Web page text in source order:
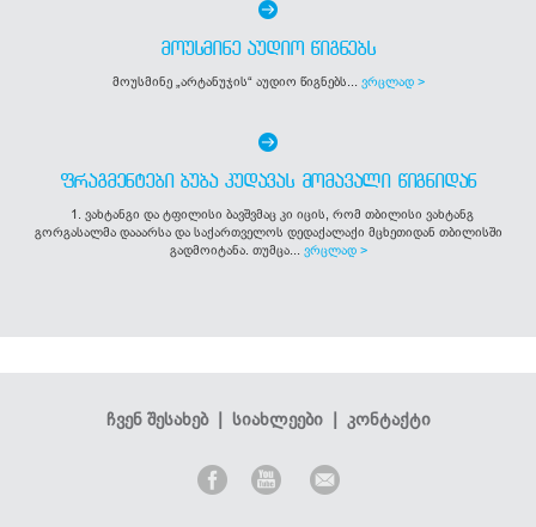
ᲛᲝᲣᲡᲛᲘᲜᲔ ᲐᲣᲓᲘᲝ ᲬᲘᲒᲜᲔᲑᲡ
მოუსმინე „არტანუჯის“ აუდიო წიგნებს... ვრცლად >
ᲤᲠᲐᲒᲛᲔᲜᲢᲔᲑᲘ ᲑᲣᲑᲐ ᲙᲣᲓᲐᲕᲐᲡ ᲛᲝᲛᲐᲕᲐᲚᲘ ᲬᲘᲒᲜᲘᲓᲐᲜ
1. ვახტანგი და ტფილისი ბავშვმაც კი იცის, რომ თბილისი ვახტანგ
გორგასალმა დააარსა და საქართველოს დედაქალაქი მცხეთიდან თბილისში
გადმოიტანა. თუმცა... ვრცლად >
ჩვენ შესახებ| სიახლეები| კონტაქტი